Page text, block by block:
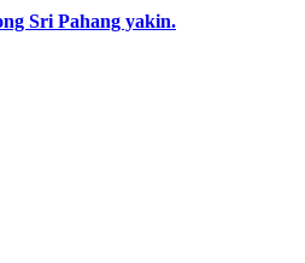
Sri Pahang yakin.